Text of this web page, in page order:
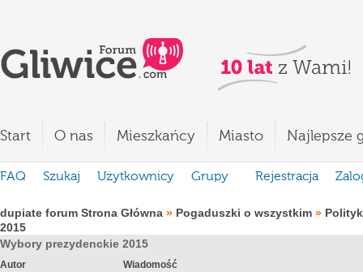
Start O nas Mieszkańcy Miasto Najlepsze
FAQ Szukaj Użytkownicy Grupy Rejestracja
dupiate forum Strona Główna » Pogaduszki o wszystkim »
2015
Wybory prezydenckie 2015
Autor Wiadomość